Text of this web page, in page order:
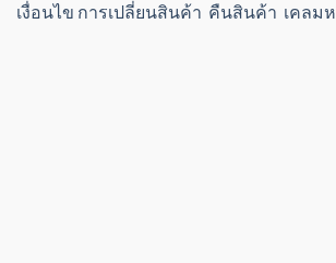
เงื่อนไข การเปลี่ยนสินค้า คืนสินค้า เคลม